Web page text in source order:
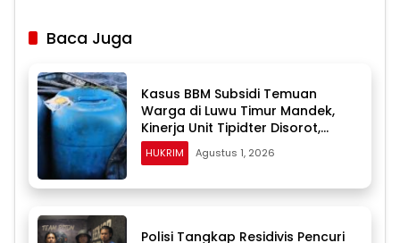
Baca Juga
Kasus BBM Subsidi Temuan
Warga di Luwu Timur Mandek,
Kinerja Unit Tipidter Disorot,
Paminal Diminta Turun Tangan
HUKRIM Agustus 1, 2026
Polisi Tangkap Residivis Pencuri